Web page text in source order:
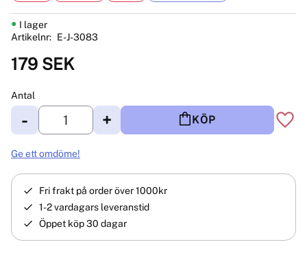
179 SEK
Antal
+
- KÖP
I lager
Artikelnr
E-J-3083
Ge ett omdöme!
Fri frakt på order över 1000kr
1-2 vardagars leveranstid
Öppet köp 30 dagar